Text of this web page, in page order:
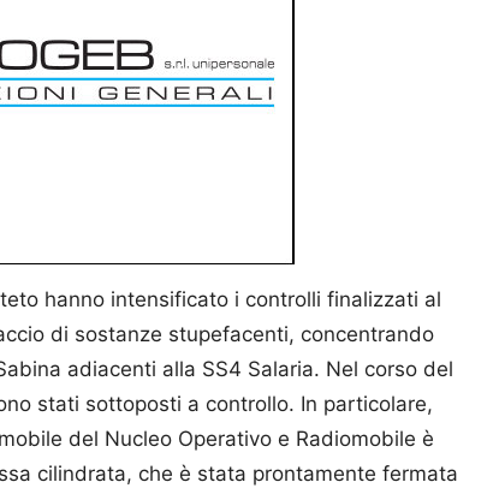
hanno intensificato i controlli finalizzati al
di sostanze stupefacenti, concentrando
adiacenti alla SS4 Salaria. Nel corso del
stati sottoposti a controllo. In particolare,
del Nucleo Operativo e Radiomobile è
cilindrata, che è stata prontamente fermata